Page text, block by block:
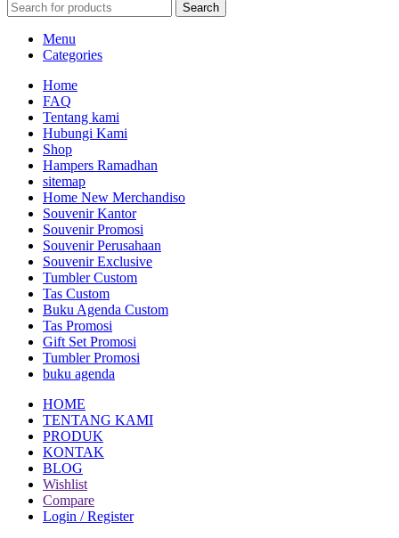
Search
Menu
Categories
Home
FAQ
Tentang kami
Hubungi Kami
Shop
Hampers Ramadhan
sitemap
Home New Merchandiso
Souvenir Kantor
Souvenir Promosi
Souvenir Perusahaan
Souvenir Exclusive
Tumbler Custom
Tas Custom
Buku Agenda Custom
Tas Promosi
Gift Set Promosi
Tumbler Promosi
buku agenda
HOME
TENTANG KAMI
PRODUK
KONTAK
BLOG
Wishlist
Compare
Login / Register